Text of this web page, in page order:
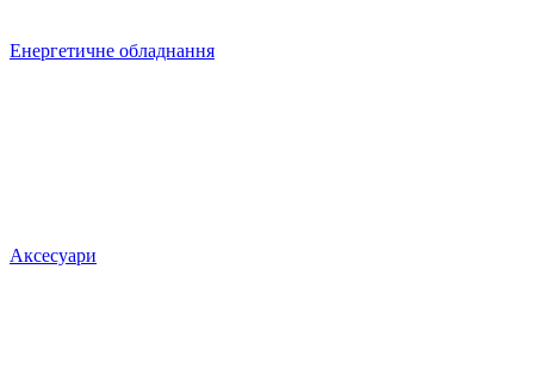
Енергетичне обладнання
Аксесуари